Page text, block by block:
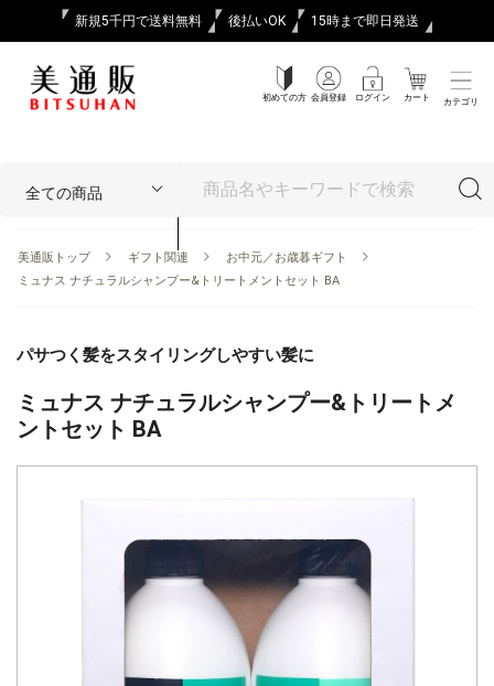
新規5千円で送料無料 後払いOK 15時まで即日発送
初めての方 会員登録 ログイン カート カテゴリ
美通販トップ ギフト関連
お中元／お歳暮ギフト
ミュナス ナチュラルシャンプー&トリートメントセット BA
パサつく髪をスタイリングしやすい髪に
ミュナス ナチュラルシャンプー&トリートメ
ントセット BA